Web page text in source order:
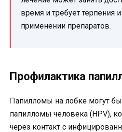
время и требует терпения
применении препаратов.
Профилактика
Папилломы на лобке могут
папилломы человека (HPV),
через контакт с